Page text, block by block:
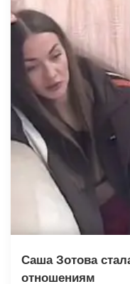
Саша Зотова
отношениям